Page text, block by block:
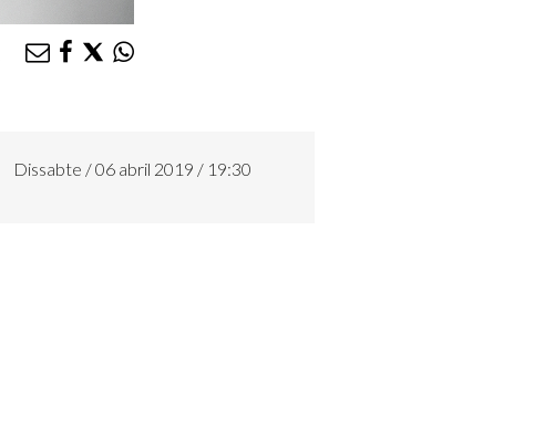
Dissabte / 06 abril 2019 / 19:30